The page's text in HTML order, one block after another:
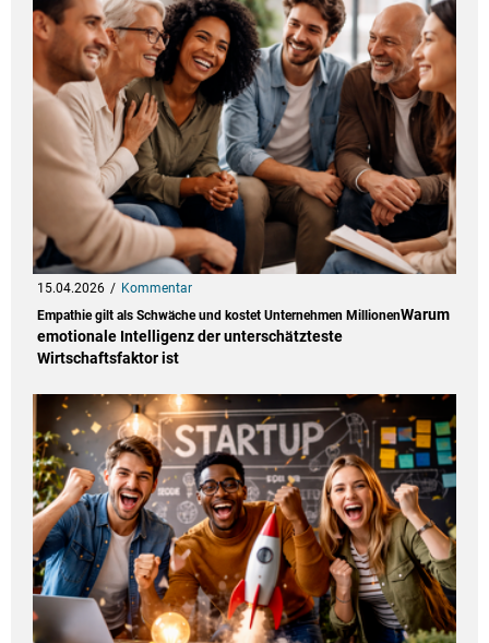
15.04.2026
Kommentar
Empathie gilt als Schwäche und kostet Unternehmen MillionenWarum
emotionale Intelligenz der unterschätzteste
Wirtschaftsfaktor ist